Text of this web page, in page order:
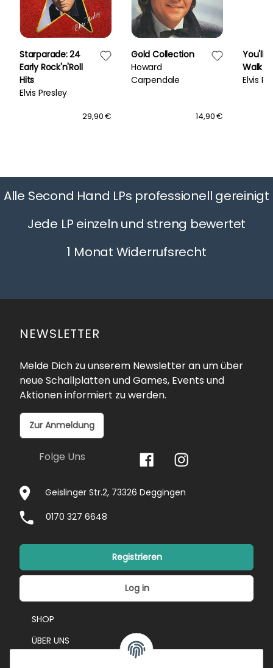
Starparade: 24
Early Rock'n'Roll
Hits
Elvis Presley
29,90 €
Gold Collection
Howard
Carpendale
14,90 €
You'll
Walk
Elvis
Alle Second Hand LPs professionell gereinigt
Jede LP einzeln und streng bewertet
1 Monat Widerrufsrecht
NEWSLETTER
Melde Dich zu unserem Newsletter an um über
neue Schallplatten und Games, Events und
Aktionen informiert zu werden.
Zur Anmeldung
Folge Uns
Geislinger Str.2, 73326 Deggingen
0170 327 6648
Registrieren
Log in
SHOP
ÜBER UNS